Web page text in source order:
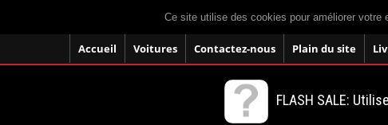
Ce site utilise des cookies pour améliorer
Accueil Voitures Contactez-nous Plain du site
FLASH SALE: